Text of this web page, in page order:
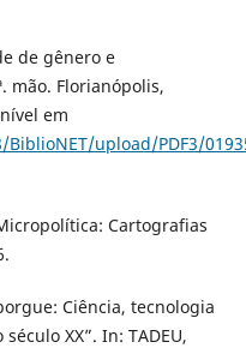
de gênero e
mão. Florianópolis,
em
upload/PDF3/
Cartografias
Ciência, tecnologia
XX”. In: TADEU,